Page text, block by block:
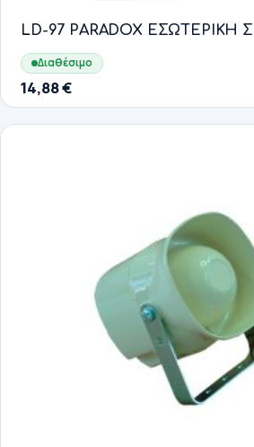
LD-97 PARADOX ΕΣΩΤΕΡΙΚΗ
Διαθέσιμο
14,88€